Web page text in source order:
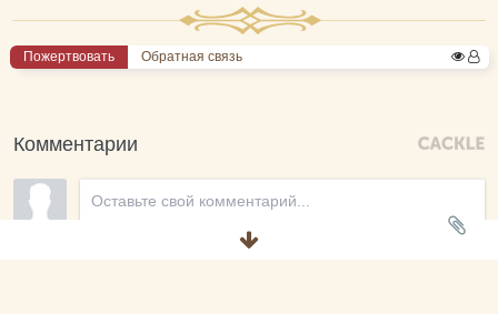
Пожертвовать Обратная связь
Комментарии